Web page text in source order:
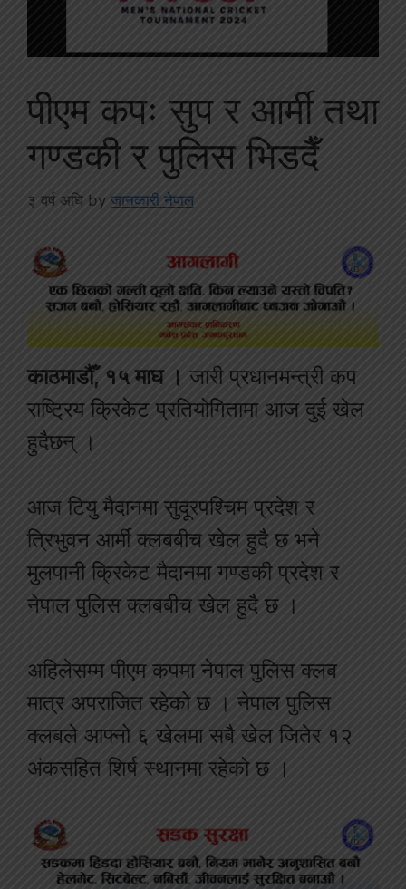
पीएम कपः सुप र आर्मी तथा
गण्डकी र पुलिस भिडदैँ
३ वर्ष अघि by जानकारी नेपाल
काठमाडौँ, १५ माघ । जारी प्रधानमन्त्री कप
राष्ट्रिय क्रिकेट प्रतियोगितामा आज दुई खेल
हुदैछन् ।
आज टियु मैदानमा सुदूरपश्चिम प्रदेश र
त्रिभुवन आर्मी क्लबबीच खेल हुदै छ भने
मुलपानी क्रिकेट मैदानमा गण्डकी प्रदेश र
नेपाल पुलिस क्लबबीच खेल हुदै छ ।
अहिलेसम्म पीएम कपमा नेपाल पुलिस क्लब
मात्र अपराजित रहेको छ । नेपाल पुलिस
क्लबले आफ्नो ६ खेलमा सबै खेल जितेर १२
अंकसहित शिर्ष स्थानमा रहेको छ ।